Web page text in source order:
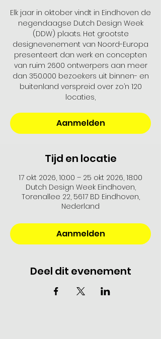
Elk jaar in oktober vindt in Eindhoven de
negendaagse Dutch Design Week
(DDW) plaats. Het grootste
designevenement van Noord-Europa
presenteert dan werk en concepten
van ruim 2600 ontwerpers aan meer
dan 350.000 bezoekers uit binnen- en
buitenland verspreid over zo’n 120
locaties,
Aanmelden
Tijd en locatie
17 okt 2026, 10:00 – 25 okt 2026, 18:00
Dutch Design Week Eindhoven,
Torenallee 22, 5617 BD Eindhoven,
Nederland
Aanmelden
Deel dit evenement